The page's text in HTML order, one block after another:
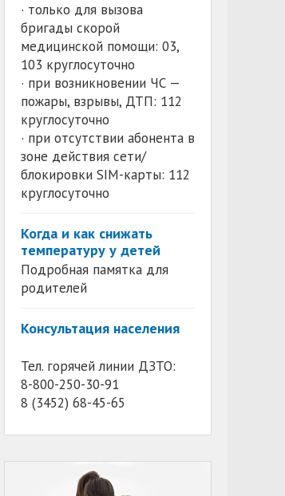
· только для вызова
бригады скорой
медицинской помощи: 03,
103 круглосуточно
· при возникновении ЧС —
пожары, взрывы, ДТП: 112
круглосуточно
· при отсутствии абонента в
зоне действия сети/
блокировки SIM-карты: 112
круглосуточно
Когда и как снижать
температуру у детей
Подробная памятка для
родителей
Консультация населения
Тел. горячей линии ДЗТО:
8-800-250-30-91
8 (3452) 68-45-65